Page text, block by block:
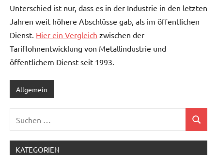
Unterschied ist nur, dass es in der Industrie in den letzten
Jahren weit höhere Abschlüsse gab, als im öffentlichen
Dienst. Hier ein Vergleich zwischen der
Tariflohnentwicklung von Metallindustrie und
öffentlichem Dienst seit 1993.
Allgemein
nach:
Suchen
KATEGORIEN